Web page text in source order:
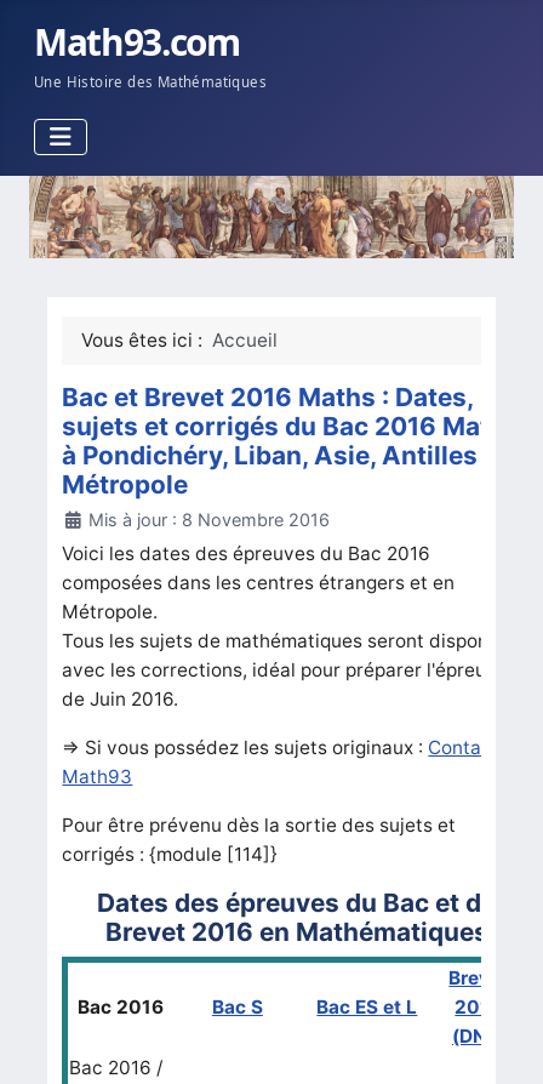
Math93.com
Une Histoire des Mathématiques
Vous êtes ici : Accueil
Bac et Brevet 2016 Maths : Dates,
sujets et corrigés du Bac 2016 Maths
à Pondichéry, Liban, Asie, Antilles et
Métropole
DétailsMis à jour : 8 Novembre 2016
Voici les dates des épreuves du Bac 2016
composées dans les centres étrangers et en
Métropole.
Tous les sujets de mathématiques seront disponibles
avec les corrections, idéal pour préparer l'épreuve
de Juin 2016.
=> Si vous possédez les sujets originaux : Contact
Math93
Pour être prévenu dès la sortie des sujets et
corrigés : {module [114]}
Dates des épreuves du Bac et du
Brevet 2016 en Mathématiques
Bac 2016 Bac S Bac ES et L
Brevet
2016
(DNB)
Bac 2016 /